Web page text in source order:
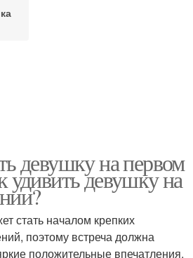
девушку на первом
удивить девушку на
стать началом крепких
поэтому встреча должна
положительные впечатления.